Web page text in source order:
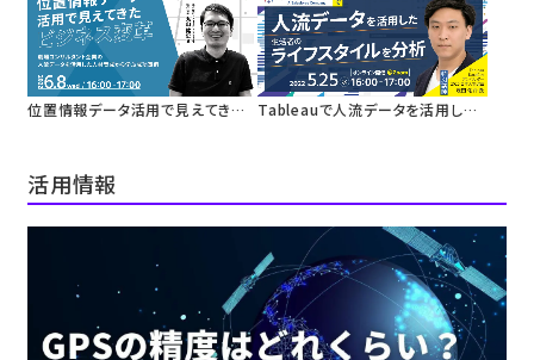
指数」を解説
まちづくりの実践における人流デ
ータ活用
位置情報データ活用で見えてきた
Tableauで人流データを活用した
活用情報